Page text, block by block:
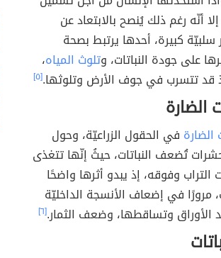
أنّه رغم ذلك يُنصح بالابتعاد عن
سلبيّة كبيرة، أحدها يرتبط بصحة
على جودة النباتات، وتلوث المياه،
إذ قد تتسرب في جوف الأرض وتلوثها.[٥]
الضارة
الضارة في الحقول الزراعيّة، وحول
تُضعف النباتات، حيثُ إنّها تتغذى
وفوقه، إذ يبدو أثرها واضحًا
مرورًا في إضعاف الأنسجة الداخليّة
الأوراق وتساقطها، وضعف الثمار.[٦]